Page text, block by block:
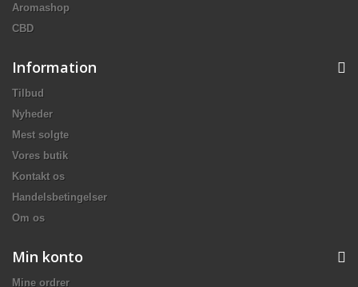
Aromashop
CBD
Information
Tilbud
Nyheder
Mest solgte
Vores butik
Kontakt os
Handelsbetingelser
Om os
Min konto
Mine ordrer